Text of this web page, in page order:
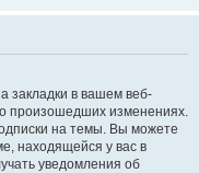
закладки в вашем веб-
произошедших изменениях.
на темы. Вы можете
находящейся у вас в
уведомления об